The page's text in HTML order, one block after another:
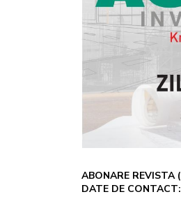
ABONARE REVISTA
DATE DE CONTACT: